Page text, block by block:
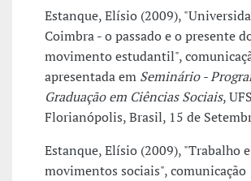
Estanque, Elísio (2009),
Coimbra - o passado e o presente
movimento estudantil",
apresentada em Seminário -
Graduação em Ciências Sociais,
Florianópolis, Brasil, 15 de
Estanque, Elísio (2009), "Trabalho e
movimentos sociais", comunicação